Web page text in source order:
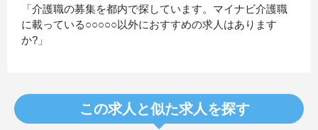
「介護職の募集を都内で探しています。マイナビ介護職
に載っている○○○○○以外におすすめの求人はあります
か?」
この求人と似た求人を探す